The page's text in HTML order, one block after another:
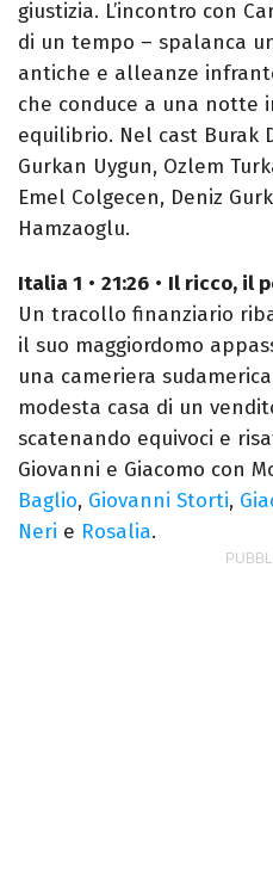
giustizia. L’incontro con
di un tempo – spalanca
antiche e alleanze
che conduce a una notte
equilibrio. Nel cast Burak
Gurkan Uygun, Ozlem
Emel Colgecen, Deniz
Hamzaoglu.
Italia 1 • 21:26 • Il ricco, il
Un tracollo finanziario
il suo maggiordomo
una cameriera
modesta casa di un
scatenando equivoci e
Giovanni e Giacomo con
Baglio, Giovanni Storti,
Neri e Rosalia.